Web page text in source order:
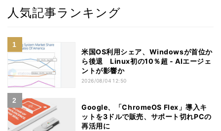
人気記事ランキング
米国OS利用シェア、Windowsが首位か
ら後退 Linux初の10％超 - AIエージェ
ントが影響か
2026/08/04 12:50
Google、「ChromeOS Flex」導入キ
ットを3ドルで販売、サポート切れPCの
再活用に